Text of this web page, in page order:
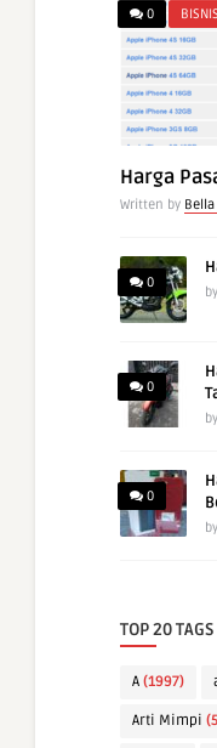
0 BISNIS
Harga
Written by
0
by
0
by
0
by
TOP 20 TAGS
A (1997)
Arti Mimpi